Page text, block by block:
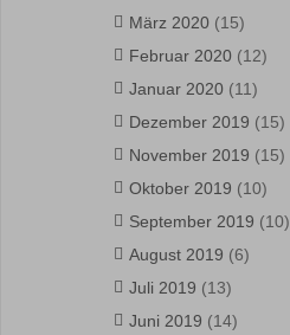
März 2020 (15)
Februar 2020 (12)
Januar 2020 (11)
Dezember 2019 (15)
November 2019 (15)
Oktober 2019 (10)
September 2019 (10)
August 2019 (6)
Juli 2019 (13)
Juni 2019 (14)